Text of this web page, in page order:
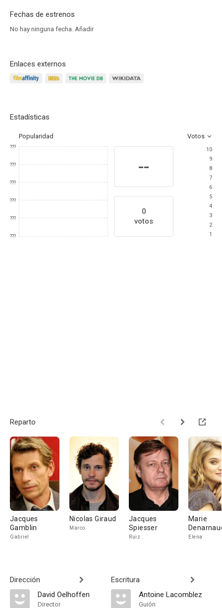
Fechas de estrenos
No hay ninguna fecha. Añadir
Enlaces externos
Estadísticas
Popularidad Votos
???
???
???
???
???
???
--
0
votos
10
9
8
7
6
5
4
3
2
1
Reparto
Jacques
Gamblin
Gabriel
Nicolas Giraud
Marco
Jacques
Spiesser
Ruiz
Marie
Elena
Dirección
David Oelhoffen
Director
Escritura
Antoine Lacomblez
Guión